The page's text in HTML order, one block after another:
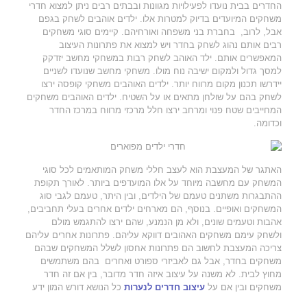
החדרים בבית נועדו לפעילויות מגוונות ובבתים רבים ניתן למצוא חדרי
משחקים המיועדים בדיוק למטרות אלו. ילדים אוהבים לשחק בגפם
אבל, לרוב, בחברת בני משפחה ואורחיהם. קיימים סוגי משחקים
רבים אותם נהוג לשחק בחדר ויש למצוא את פתרונות העיצוב
המאפשרים אותם. ילד האוהב לשחק רבות במשחקי מחשב יזדקק
למסך גדול ולמקום ישיבה נוח מולו. משחקי מחשב שנועדו לשניים
יידרשו תכנון מקום מרווח יותר. ילדים האוהבים משחקי קופסה ירצו
לשחק בהם על שולחן מתאים או על השטיח. ילדים האוהבים משחקים
המחייבים שטח פנוי ומרחב ירצו חלל מרכזי מרווח במרכז החדר
וכדומה.
האתגר של המעצבת הוא לעצב חללי משחק המותאמים לכל סוגי
המשחק עם מחשבה מיוחד על אלו המועדפים ביותר. לאורך תקופת
ההתבגרות משתנים טעמם של הילדים, ובין היתר, טעמם לגבי סוג
המשחקים ואופיים. בנוסף, הם מארחים ילדים אחרים בעלי תחביבים,
אהבות וטעמים שונים, ולא מן הנמנע, שהם ירצו להתגמש מולם
ולשחק עימם משחקים האהובים דווקא עליהם. פתרונות אחרים עליהם
צריכה המעצבת לחשוב הם פתרונות אחסון לשלל המשחקים שבהם
משחקים בחדר, אבל גם לאביזרי ספורט ואחרים בהם משתמשים
מחוץ לבית. לא משנה על עיצוב איזה חדר מדובר, בין אם זה חדר
משחקים ובין אם על עיצוב חדרים לנערות כל הנושא דורש המון ידע